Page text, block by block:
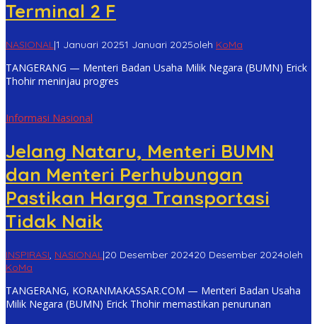
Terminal 2 F
NASIONAL|1 Januari 20251 Januari 2025oleh KoMa
TANGERANG — Menteri Badan Usaha Milik Negara (BUMN) Erick
Thohir meninjau progres
Informasi Nasional
Jelang Nataru, Menteri BUMN
dan Menteri Perhubungan
Pastikan Harga Transportasi
Tidak Naik
INSPIRASI, NASIONAL|20 Desember 202420 Desember 2024oleh
KoMa
TANGERANG, KORANMAKASSAR.COM — Menteri Badan Usaha
Milik Negara (BUMN) Erick Thohir memastikan penurunan